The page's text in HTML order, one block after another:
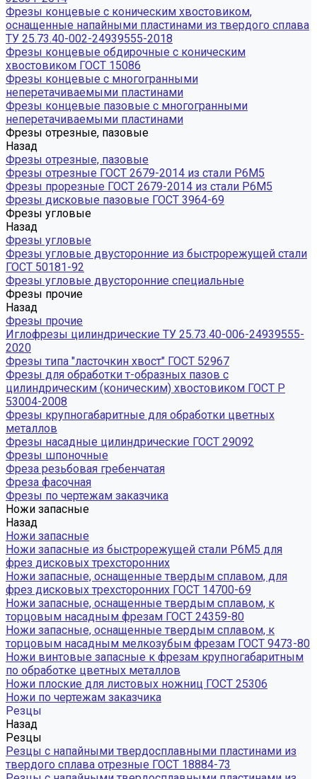
Фрезы концевые с коническим хвостовиком,
оснащенные напайными пластинами из твердого сплава
ТУ 25.73.40-002-24939555-2018
Фрезы концевые обдирочные с коническим
хвостовиком ГОСТ 15086
Фрезы концевые с многогранными
неперетачиваемыми пластинами
Фрезы концевые пазовые с многогранными
неперетачиваемыми пластинами
Фрезы отрезные, пазовые
Назад
Фрезы отрезные, пазовые
Фрезы отрезные ГОСТ 2679-2014 из стали Р6М5
Фрезы прорезные ГОСТ 2679-2014 из стали Р6М5
Фрезы дисковые пазовые ГОСТ 3964-69
Фрезы угловые
Назад
Фрезы угловые
Фрезы угловые двусторонние из быстрорежущей стали
ГОСТ 50181-92
Фрезы угловые двусторонние специальные
Фрезы прочие
Назад
Фрезы прочие
Иглофрезы цилиндрические ТУ 25.73.40-006-24939555-
2020
Фрезы типа "ласточкин хвост" ГОСТ 52967
Фрезы для обработки т-образных пазов с
цилиндрическим (коническим) хвостовиком ГОСТ Р
53004-2008
Фрезы крупногабаритные для обработки цветных
металлов
Фрезы насадные цилиндрические ГОСТ 29092
Фрезы шпоночные
Фреза резьбовая гребенчатая
Фреза фасочная
Фрезы по чертежам заказчика
Ножи запасные
Назад
Ножи запасные
Ножи запасные из быстрорежущей стали Р6М5 для
фрез дисковых трехсторонних
Ножи запасные, оснащенные твердым сплавом, для
фрез дисковых трехсторонних ГОСТ 14700-69
Ножи запасные, оснащенные твердым сплавом, к
торцовым насадным фрезам ГОСТ 24359-80
Ножи запасные, оснащенные твердым сплавом, к
торцовым насадным мелкозубым фрезам ГОСТ 9473-80
Ножи винтовые запасные к фрезам крупногабаритным
по обработке цветных металлов
Ножи плоские для листовых ножниц ГОСТ 25306
Ножи по чертежам заказчика
Резцы
Назад
Резцы
Резцы с напайными твердосплавными пластинами из
твердого сплава отрезные ГОСТ 18884-73